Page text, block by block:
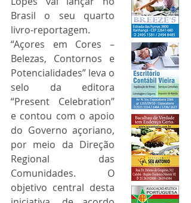
Brasil o seu quarto
livro-reportagem.
“Açores em Cores –
Belezas, Contornos e
Potencialidades” leva o
selo da editora
“Present Celebration”
e contou com o apoio
do Governo açoriano,
por meio da Direção
Regional das
Comunidades. O
objetivo central desta